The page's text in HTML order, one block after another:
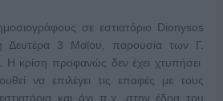
σε εστιατόριο Dionysos
Δευτέρα 3 Μαϊου, παρουσία των Γ.
Η κρίση προφανώς δεν έχει χτυπήσει
να επιλέγει τις επαφές με τους
και όχι π.χ. στην έδρα του